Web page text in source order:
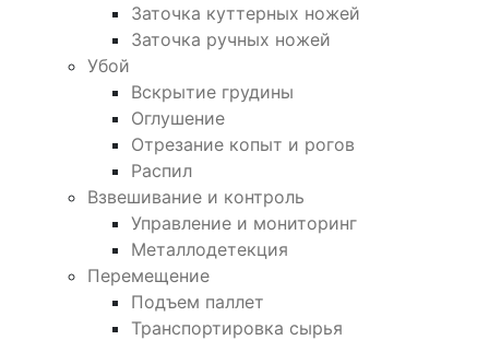
Заточка куттерных ножей
Заточка ручных ножей
Убой
Вскрытие грудины
Оглушение
Отрезание копыт и рогов
Распил
Взвешивание и контроль
Управление и мониторинг
Металлодетекция
Перемещение
Подъем паллет
Транспортировка сырья